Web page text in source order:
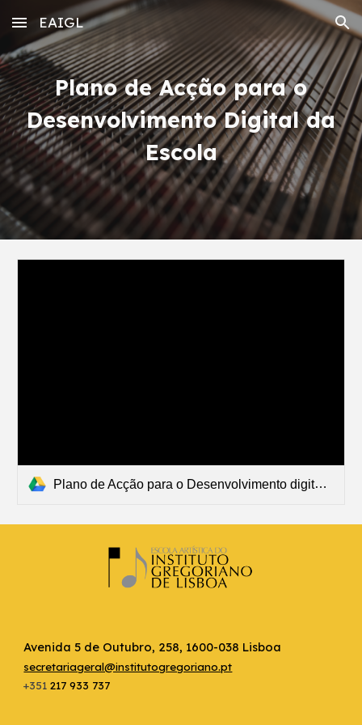
Skip to main content Skip to navigation
EAIGL
Plano de Acção para o
Desenvolvimento Digital da
Escola
Plano de Acção para o Desenvolvimento digital da Escola.pdf
Avenida 5 de Outubro, 258, 1600-038 Lisboa
secretariageral@institutogregoriano.pt
+351 217 933 737